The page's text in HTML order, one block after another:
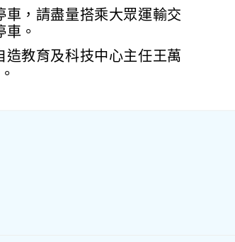
，請盡量搭乘大眾運輸交
。
教育及科技中心主任王萬